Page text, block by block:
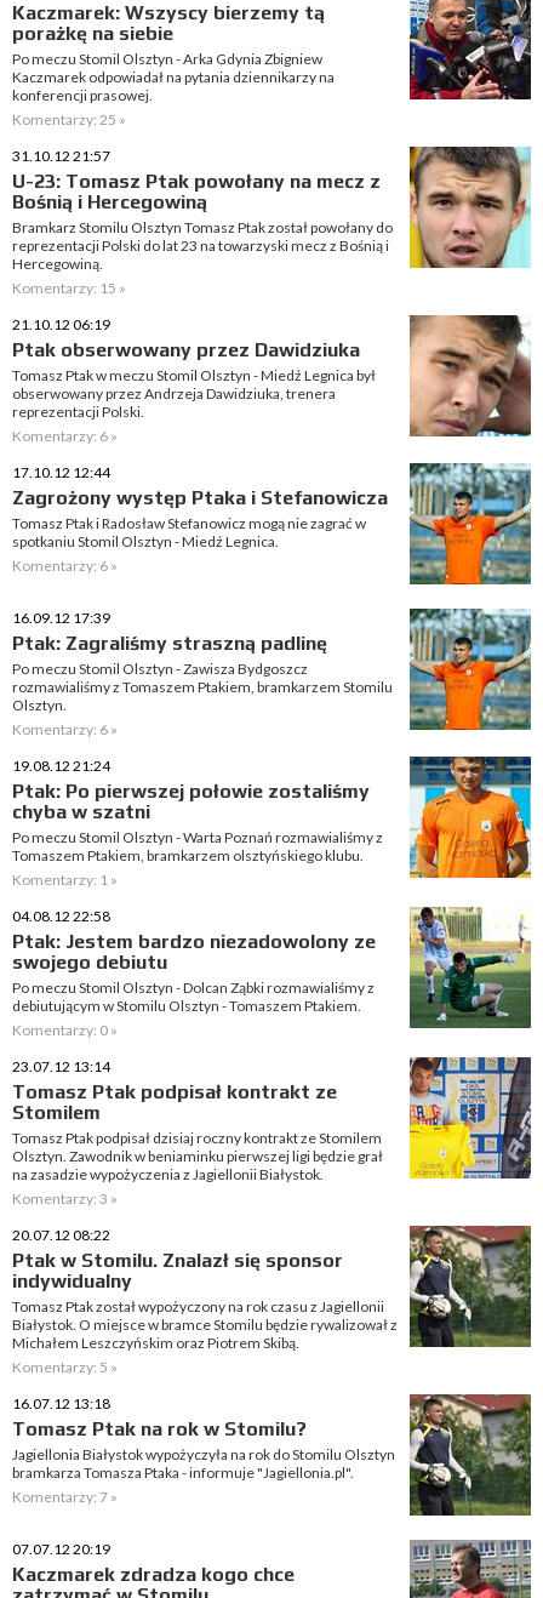
Kaczmarek: Wszyscy bierzemy tą
porażkę na siebie
Po meczu Stomil Olsztyn - Arka Gdynia Zbigniew
Kaczmarek odpowiadał na pytania dziennikarzy na
konferencji prasowej.
Komentarzy: 25 »
31.10.12 21:57
U-23: Tomasz Ptak powołany na mecz z
Bośnią i Hercegowiną
Bramkarz Stomilu Olsztyn Tomasz Ptak został powołany do
reprezentacji Polski do lat 23 na towarzyski mecz z Bośnią i
Hercegowiną.
Komentarzy: 15 »
21.10.12 06:19
Ptak obserwowany przez Dawidziuka
Tomasz Ptak w meczu Stomil Olsztyn - Miedź Legnica był
obserwowany przez Andrzeja Dawidziuka, trenera
reprezentacji Polski.
Komentarzy: 6 »
17.10.12 12:44
Zagrożony występ Ptaka i Stefanowicza
Tomasz Ptak i Radosław Stefanowicz mogą nie zagrać w
spotkaniu Stomil Olsztyn - Miedź Legnica.
Komentarzy: 6 »
16.09.12 17:39
Ptak: Zagraliśmy straszną padlinę
Po meczu Stomil Olsztyn - Zawisza Bydgoszcz
rozmawialiśmy z Tomaszem Ptakiem, bramkarzem Stomilu
Olsztyn.
Komentarzy: 6 »
19.08.12 21:24
Ptak: Po pierwszej połowie zostaliśmy
chyba w szatni
Po meczu Stomil Olsztyn - Warta Poznań rozmawialiśmy z
Tomaszem Ptakiem, bramkarzem olsztyńskiego klubu.
Komentarzy: 1 »
04.08.12 22:58
Ptak: Jestem bardzo niezadowolony ze
swojego debiutu
Po meczu Stomil Olsztyn - Dolcan Ząbki rozmawialiśmy z
debiutującym w Stomilu Olsztyn - Tomaszem Ptakiem.
Komentarzy: 0 »
23.07.12 13:14
Tomasz Ptak podpisał kontrakt ze
Stomilem
Tomasz Ptak podpisał dzisiaj roczny kontrakt ze Stomilem
Olsztyn. Zawodnik w beniaminku pierwszej ligi będzie grał
na zasadzie wypożyczenia z Jagiellonii Białystok.
Komentarzy: 3 »
20.07.12 08:22
Ptak w Stomilu. Znalazł się sponsor
indywidualny
Tomasz Ptak został wypożyczony na rok czasu z Jagiellonii
Białystok. O miejsce w bramce Stomilu będzie rywalizował z
Michałem Leszczyńskim oraz Piotrem Skibą.
Komentarzy: 5 »
16.07.12 13:18
Tomasz Ptak na rok w Stomilu?
Jagiellonia Białystok wypożyczyła na rok do Stomilu Olsztyn
bramkarza Tomasza Ptaka - informuje "Jagiellonia.pl".
Komentarzy: 7 »
07.07.12 20:19
Kaczmarek zdradza kogo chce